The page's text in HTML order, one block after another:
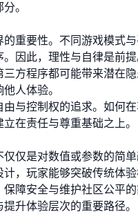
。
重要性。不同游戏模式
因此，理性与自律是前提
方程序都可能带来潜在
人体验。
与控制权的追求。如何
在责任与尊重基础之上。
仅是对数值或参数的简
，玩家能够突破传统体
障安全与维护社区公平
升体验层次的重要路径。